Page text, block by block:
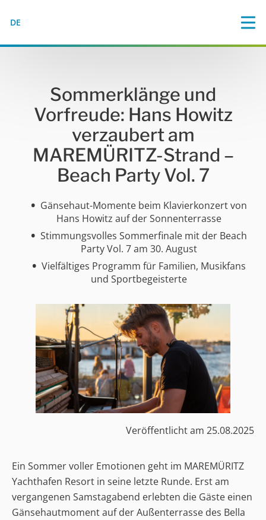
DE
Sommerklänge und
Vorfreude: Hans Howitz
verzaubert am
MAREMÜRITZ-Strand –
Beach Party Vol. 7
Gänsehaut-Momente beim Klavierkonzert von
Hans Howitz auf der Sonnenterrasse
Stimmungsvolles Sommerfinale mit der Beach
Party Vol. 7 am 30. August
Vielfältiges Programm für Familien, Musikfans
und Sportbegeisterte
Veröffentlicht am 25.08.2025
Ein Sommer voller Emotionen geht im MAREMÜRITZ
Yachthafen Resort in seine letzte Runde. Erst am
vergangenen Samstagabend erlebten die Gäste einen
Gänsehautmoment auf der Außenterrasse des Bella